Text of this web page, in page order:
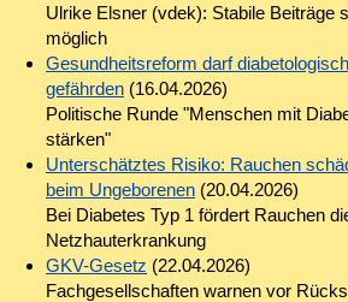
Ulrike Elsner (vdek): Stabile Beiträge
möglich
Gesundheitsreform darf
gefährden(16.04.2026)
Politische Runde "Menschen mit
stärken"
Unterschätztes Risiko: Rauchen
beim Ungeborenen(20.04.2026)
Bei Diabetes Typ 1 fördert Rauchen
Netzhauterkrankung
GKV-Gesetz (22.04.2026)
Fachgesellschaften warnen vor